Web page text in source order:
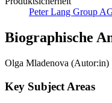
Peter Lang Group
Biographische
Olga Mladenova (Autor:in)
Key Subject Areas